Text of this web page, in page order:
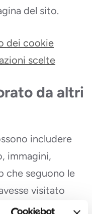
del sito.
dei cookie
scelte
da altri
includere
immagini,
che seguono le
visitato